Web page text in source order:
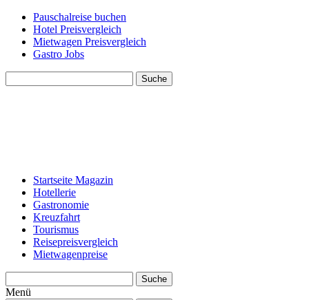
Pauschalreise buchen
Hotel Preisvergleich
Mietwagen Preisvergleich
Gastro Jobs
Suche
Startseite Magazin
Hotellerie
Gastronomie
Kreuzfahrt
Tourismus
Reisepreisvergleich
Mietwagenpreise
Suche
Menü